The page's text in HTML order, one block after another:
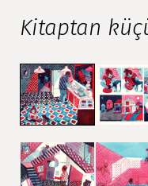
Kitaptan